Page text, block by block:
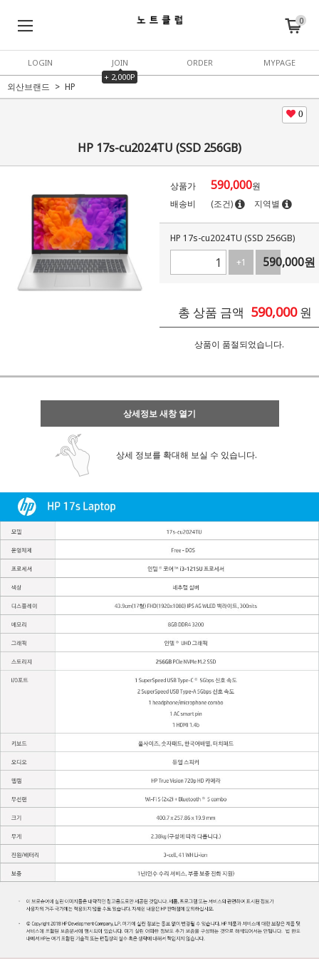
0
LOGIN
JOIN
+ 2,000P
ORDER MYPAGE
외산브랜드 HP
0
HP 17s-cu2024TU (SSD 256GB)
상품가 590,000원
배송비
(조건) 지역별
HP 17s-cu2024TU (SSD 256GB)
+1
-1
590,000원
총 상품 금액 590,000 원
상품이 품절되었습니다.
상세정보 새창 열기
상세 정보를 확대해 보실 수 있습니다.